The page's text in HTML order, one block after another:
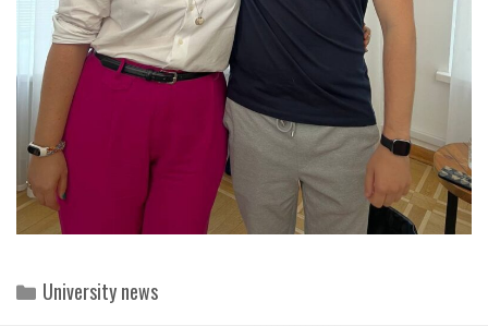
Categories
University news